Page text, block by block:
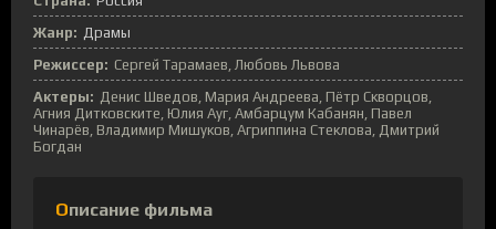
Жанр: Драмы
Режиссер: Сергей Тарамаев, Любовь Львова
Актеры: Денис Шведов, Мария Андреева, Пётр Скворцов,
Агния Дитковските, Юлия Ауг, Амбарцум Кабанян, Павел
Чинарёв, Владимир Мишуков, Агриппина Стеклова, Дмитрий
Богдан
Описание фильма